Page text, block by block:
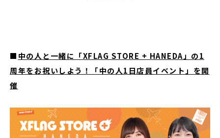
■ 中の人と一緒に「XFLAG STORE + HANEDA」の1
周年をお祝いしよう！「中の人1日店員イベント」を開
催